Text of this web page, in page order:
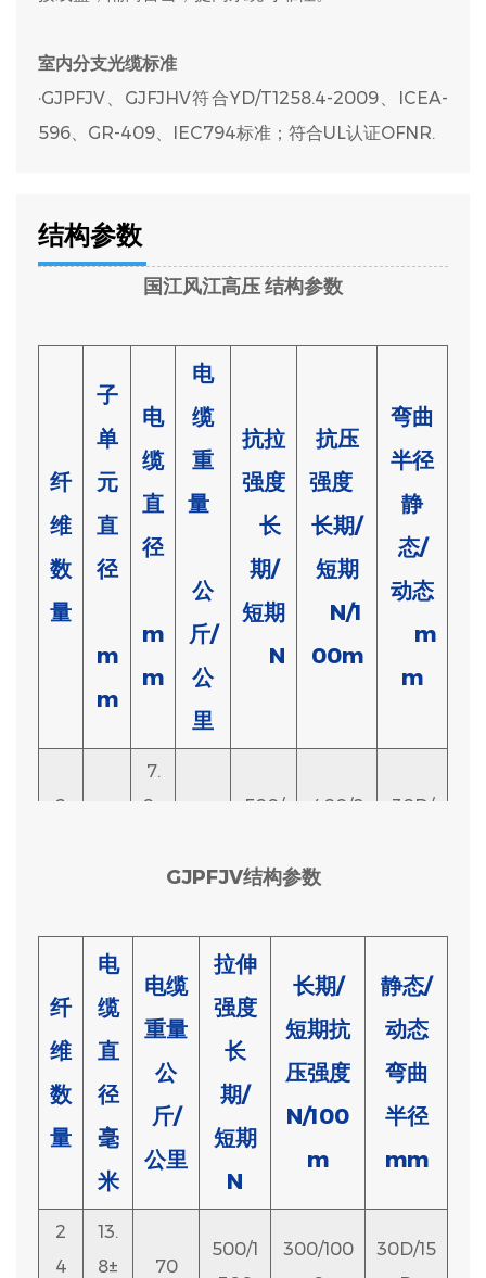
室内分支光缆标准
·GJPFJV、GJFJHV符合YD/T1258.4-2009、ICEA-
596、GR-409、IEC794标准；符合UL认证OFNR.
结构参数
国江风江高压结构参数
纤
维
数
量
子
单
元
直
径
m
m
电
缆
直
径
m
m
电
缆
重
量
公
斤/
公
里
抗拉
强度
长
期/
短期
N
抗压
强度
长期/
短期
N/1
00m
弯曲
半径
静
态/
动态
m
m
2
7.
0±
500/
400/8
30D/
核
2
0.
5
45
500/
1000
00
15D
6
核
2
8.
3±
500/
1000
400/8
30D/
8
4±
500/ 400/8 30D/
GJPFJV结构参数
纤
维
数
量
电
缆
直
径
毫
米
电缆
重量
公
斤/
公里
拉伸
强度
长
期/
短期
N
长期/
短期抗
压强度
N/100
m
静态/
动态
弯曲
半径
mm
2
4
13.
8±
70
500/1
300/100
30D/15